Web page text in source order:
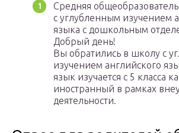
Средняя
с углубленным изучением
языка с дошкольным
Добрый день!
Вы обратились в школу с
изучением английского
язык изучается с 5 класса
иностранный в рамках
деятельности.